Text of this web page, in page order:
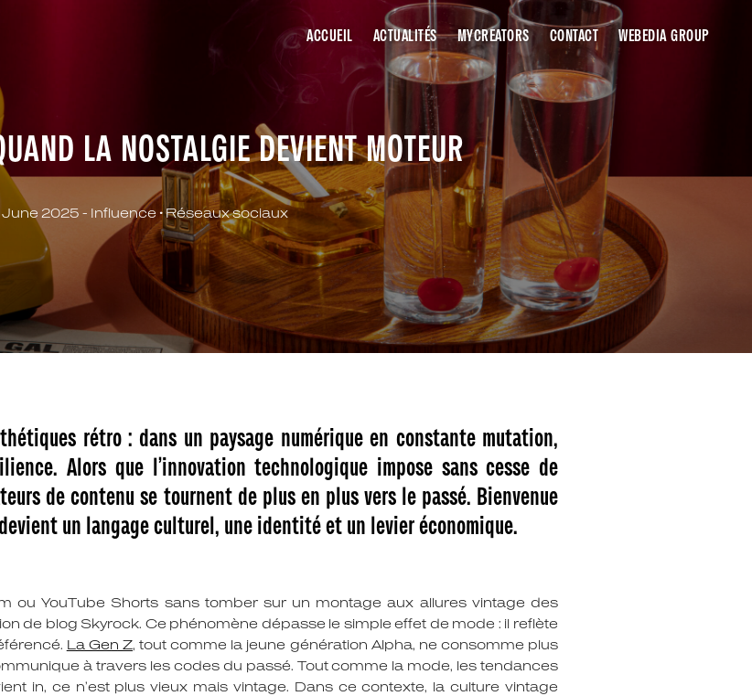
ACCUEIL ACTUALITÉS MYCREATORS CONTACT WEBEDIA GROUP
LA NOSTALGIE DEVIENT MOTEUR
June 2025 - Influence •Réseaux sociaux
rétro : dans un paysage numérique en constante mutation,
Alors que l’innovation technologique impose sans cesse de
de contenu se tournent de plus en plus vers le passé. Bienvenue
un langage culturel, une identité et un levier économique.
ou YouTube Shorts sans tomber sur un montage aux allures vintage des
de blog Skyrock. Ce phénomène dépasse le simple effet de mode : il reflète
La Gen Z, tout comme la jeune génération Alpha, ne consomme plus
à travers les codes du passé. Tout comme la mode, les tendances
in, ce n’est plus vieux mais vintage. Dans ce contexte, la culture vintage